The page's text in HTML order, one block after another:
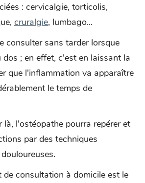
: cervicalgie, torticolis,
cruralgie, lumbago...
consulter sans tarder lorsque
; en effet, c'est en laissant la
que l'inflammation va apparaître
le temps de
l'ostéopathe pourra repérer et
par des techniques
consultation à domicile est le